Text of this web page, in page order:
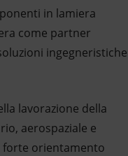
in lamiera
come partner
ingegneristiche
lavorazione della
aerospaziale e
forte orientamento